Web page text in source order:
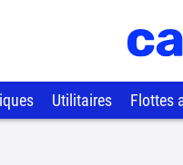
Utilitaires Flottes